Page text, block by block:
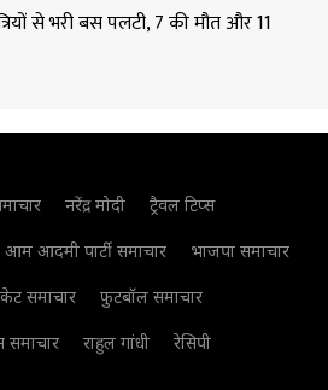
से भरी बस पलटी, 7 की मौत और 11
नरेंद्र मोदी
ट्रैवल टिप्स
आम आदमी पार्टी समाचार
भाजपा समाचार
समाचार
फुटबॉल समाचार
समाचार राहुल गांधी
रेसिपी